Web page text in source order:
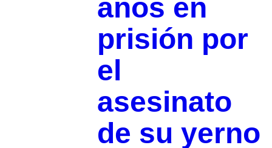
años en
prisión por
el
asesinato
de su yerno